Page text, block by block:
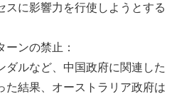
スに影響力を行使しようとする
ンの禁止：
ダルなど、中国政府に関連した
た結果、オーストラリア政府は